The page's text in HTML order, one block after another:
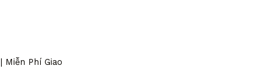
Phí Giao